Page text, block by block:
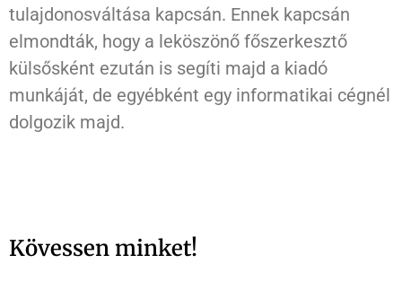
tulajdonosváltása kapcsán. Ennek kapcsán
elmondták, hogy a leköszönő főszerkesztő
külsősként ezután is segíti majd a kiadó
munkáját, de egyébként egy informatikai cégnél
dolgozik majd.
Kövessen minket!